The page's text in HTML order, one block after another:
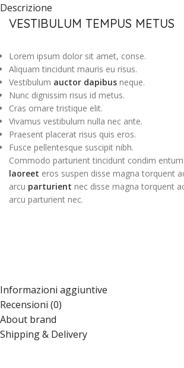
Descrizione
VESTIBULUM TEMPUS METUS
Lorem ipsum dolor sit amet, conse.
Aliquam tincidunt mauris eu risus.
Vestibulum auctor dapibus neque.
Nunc dignissim risus id metus.
Cras ornare tristique elit.
Vivamus vestibulum nulla nec ante.
Praesent placerat risus quis eros.
Fusce pellentesque suscipit nibh.
Commodo parturient tincidunt condim
laoreet eros suspen disse magna torquent
arcu parturient nec disse magna torquent
arcu parturient nec.
Informazioni aggiuntive
Recensioni (0)
About brand
Shipping & Delivery